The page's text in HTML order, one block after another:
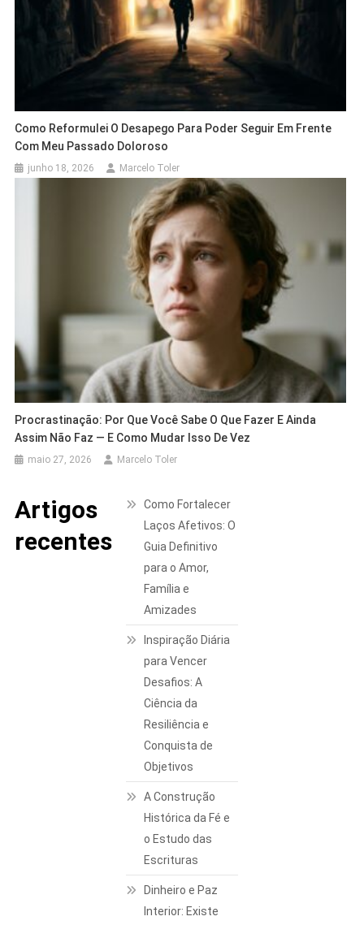
Como Reformulei O Desapego Para Poder Seguir Em Frente
Com Meu Passado Doloroso
junho 18, 2026 Marcelo Toler
Procrastinação: Por Que Você Sabe O Que Fazer E Ainda
Assim Não Faz — E Como Mudar Isso De Vez
maio 27, 2026 Marcelo Toler
Artigos
recentes
Como Fortalecer
Laços Afetivos: O
Guia Definitivo
para o Amor,
Família e
Amizades
Inspiração Diária
para Vencer
Desafios: A
Ciência da
Resiliência e
Conquista de
Objetivos
A Construção
Histórica da Fé e
o Estudo das
Escrituras
Dinheiro e Paz
Interior: Existe